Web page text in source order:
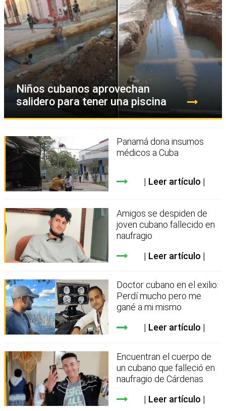
Niños cubanos aprovechan
salidero para tener una piscina
Panamá dona insumos
médicos a Cuba
Leer artículo
Amigos se despiden de
joven cubano fallecido en
naufragio
Leer artículo
Doctor cubano en el exilio:
Perdí mucho pero me
gané a mi mismo
Leer artículo
Encuentran el cuerpo de
un cubano que falleció en
naufragio de Cárdenas
Leer artículo